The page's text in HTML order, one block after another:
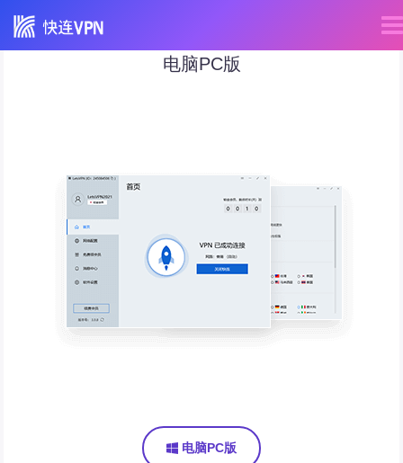
电脑PC版
电脑PC版